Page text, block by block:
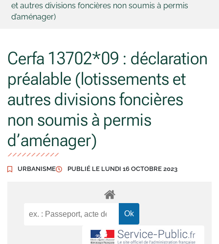
et autres divisions foncières non soumis à permis
d’aménager)
Cerfa 13702*09 : déclaration
préalable (lotissements et
autres divisions foncières
non soumis à permis
d’aménager)
URBANISME PUBLIÉ LE LUNDI 16 OCTOBRE 2023